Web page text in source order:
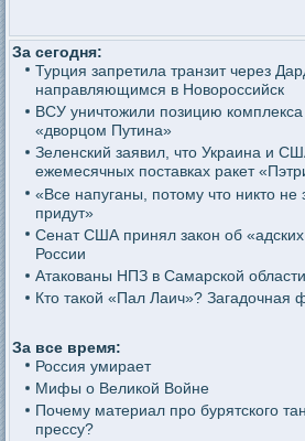
За сегодня:
Турция запретила транзит через
направляющимся в Новороссийск
ВСУ уничтожили позицию
«дворцом Путина»
Зеленский заявил, что Украина и
ежемесячных поставках ракет
«Все напуганы, потому что никто не
придут»
Сенат США принял закон об «адских
России
Атакованы НПЗ в Самарской
Кто такой «Пал Лаич»? Загадочная
За все время:
Россия умирает
Мифы о Великой Войне
Почему материал про бурятского
прессу?